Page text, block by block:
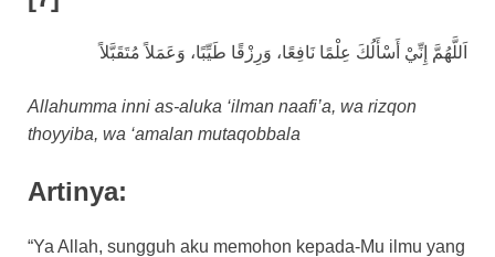
اَللَّهُمَّ إِنِّيْ أَسْأَلُكَ عِلْمًا نَافِعًا، وَرِزْقًا طَيِّبًا، وَعَمَلاً مُتَقَبَّلاً
Allahumma inni as-aluka ‘ilman naafi’a, wa rizqon
thoyyiba, wa ‘amalan mutaqobbala
Artinya:
“Ya Allah, sungguh aku memohon kepada-Mu ilmu yang